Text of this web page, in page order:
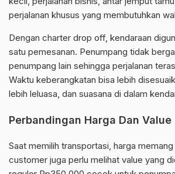
perjalanan khusus yang membutuhkan
Dengan charter drop off, kendaraan
satu pemesanan. Penumpang tidak
penumpang lain sehingga perjalanan
Waktu keberangkatan bisa lebih
lebih leluasa, dan suasana di dalam
Perbandingan Harga Dan Value
Saat memilih transportasi, harga
customer juga perlu melihat value yang